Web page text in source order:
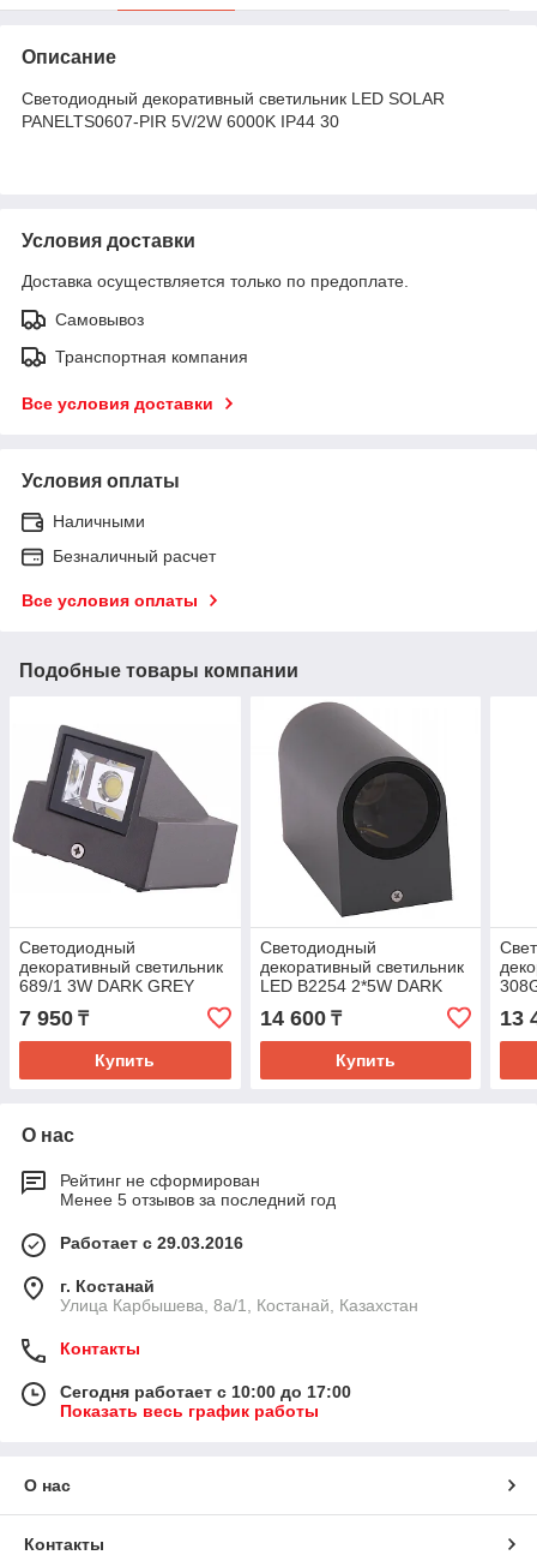
Описание
Светодиодный декоративный светильник LED SOLAR
PANELTS0607-PIR 5V/2W 6000K IP44 30
Условия доставки
Доставка осуществляется только по предоплате.
Самовывоз
Транспортная компания
Все условия доставки
Условия оплаты
Наличными
Безналичный расчет
Все условия оплаты
Подобные товары компании
Светодиодный
декоративный светильник
689/1 3W DARK GREY
6000K IP65 (TEKLED)
40шт
7 950 ₸
Купить
Светодиодный
декоративный светильник
LED B2254 2*5W DARK
GREY 5000K
(TEKLED)20sh
14 600₸
Купить
13
О нас
Рейтинг не сформирован
Менее 5 отзывов за последний год
Работает с 29.03.2016
г. Костанай
Улица Карбышева, 8а/1, Костанай, Казахстан
Контакты
Сегодня работает с 10:00 до 17:00
Показать весь график работы
О нас
Контакты